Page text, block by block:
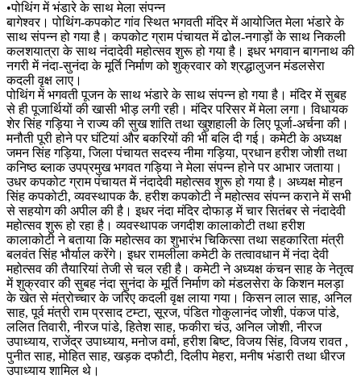
•पोथिंग में भंडारे के साथ मेला संपन्न
बागेश्वर। पोथिंग-कपकोट गांव स्थित भगवती मंदिर में आयोजित मेला भंडारे के
साथ संपन्न हो गया है। कपकोट ग्राम पंचायत में ढोल-नगाड़ों के साथ निकली
कलशयात्रा के साथ नंदादेवी महोत्सव शुरू हो गया है। इधर भगवान बागनाथ की
नगरी में नंदा-सुनंदा के मूर्ति निर्माण को शुक्रवार को श्रद्धालुजन मंडलसेरा
कदली वृक्ष लाए।
पोथिंग में भगवती पूजन के साथ भंडारे के साथ संपन्न हो गया है। मंदिर में सुबह
से ही पूजार्थियों की खासी भीड़ लगी रही। मंदिर परिसर में मेला लगा। विधायक
शेर सिंह गड़िया ने राज्य की सुख शांति तथा खुशहाली के लिए पूर्जा-अर्चना की।
मनौती पूरी होने पर घंटियां और बकरियों की भी बलि दी गई। कमेटी के अध्यक्ष
जमन सिंह गड़िया, जिला पंचायत सदस्य नीमा गड़िया, प्रधान हरीश जोशी तथा
कनिष्ठ ब्लाक उपप्रमुख भगवत गड़िया ने मेला संपन्न होने पर आभार जताया।
उधर कपकोट ग्राम पंचायत में नंदादेवी महोत्सव शुरू हो गया है। अध्यक्ष मोहन
सिंह कपकोटी, व्यवस्थापक कै. हरीश कपकोटी ने महोत्सव संपन्न कराने में सभी
से सहयोग की अपील की है। इधर नंदा मंदिर दोफाड़ में चार सितंबर से नंदादेवी
महोत्सव शुरू हो रहा है। व्यवस्थापक जगदीश कालाकोटी तथा हरीश
कालाकोटी ने बताया कि महोत्सव का शुभारंभ चिकित्सा तथा सहकारिता मंत्री
बलवंत सिंह भौर्याल करेंगे। इधर रामलीला कमेटी के तत्वावधान में नंदा देवी
महोत्सव की तैयारियां तेजी से चल रही है। कमेटी ने अध्यक्ष कंचन साह के नेतृत्व
में शुक्रवार की सुबह नंदा सुनंदा के मूर्ति निर्माण को मंडलसेरा के किशन मलड़ा
के खेत से मंत्रोच्चार के जरिए कदली वृक्ष लाया गया। किसन लाल साह, अनिल
साह, पूर्व मंत्री राम प्रसाद टम्टा, सूरज, पंडित गोकुलानंद जोशी, पंकज पांडे,
ललित तिवारी, नीरज पांडे, हितेश साह, फकीरा चंउ, अनिल जोशी, नीरज
उपाध्याय, राजेंद्र उपाध्याय, मनोज वर्मा, हरीश बिष्ट, विजय सिंह, विजय रावत ,
पुनीत साह, मोहित साह, खड़क दफौटी, दिलीप मेहरा, मनीष भंडारी तथा धीरज
उपाध्याय शामिल थे।